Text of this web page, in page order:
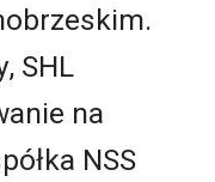
SHL
na
NSS